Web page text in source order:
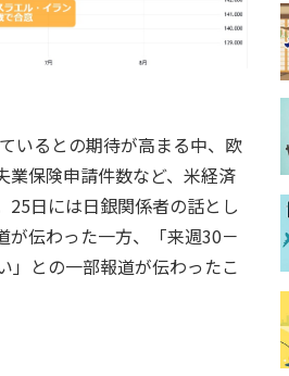
いるとの期待が高まる中、欧
業保険申請件数など、米経済
日には日銀関係者の話とし
伝わった一方、「来週30－
」との一部報道が伝わったこ